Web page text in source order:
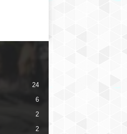
24
6
2
2